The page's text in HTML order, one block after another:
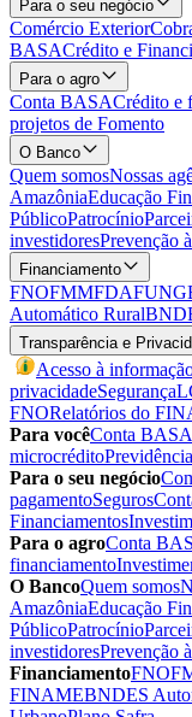
Para o seu negócio
Comércio Exterior
BASACrédito e
Para o agro
Conta BASACrédito e
projetos de Fomento
O Banco
Quem somosNossas
AmazôniaEducação
PúblicoPatrocínio
investidoresPrevenção
Financiamento
FNOFMMFDA
Automático Rural
Transparência e
Acesso à
privacidadeSegurança
FNORelatórios do
Para vocêConta BASA
microcréditoPrevidência
Para o seu negócio
pagamentoSeguros
Financiamentos
Para o agroConta
financiamento
O BancoQuem somos
AmazôniaEducação
PúblicoPatrocínio
investidoresPrevenção
FinanciamentoFNO
FINAMEBNDES